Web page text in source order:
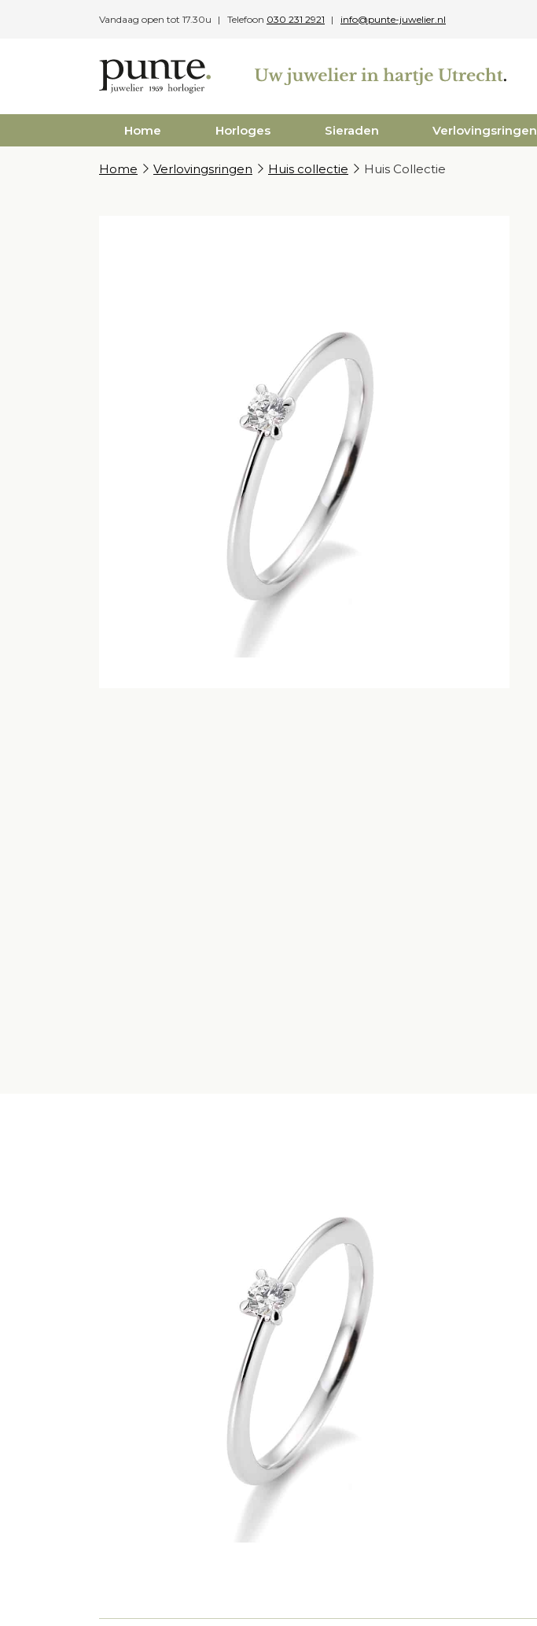
Vandaag open tot 17.30u Telefoon 030 231 2921 info@punte-juwelier.nl
Home Horloges Sieraden Verlovingsringen
Home Verlovingsringen Huis collectie Huis Collectie